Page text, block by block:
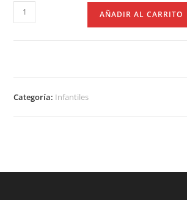
AÑADIR AL CARRITO
Categoría: Infantiles